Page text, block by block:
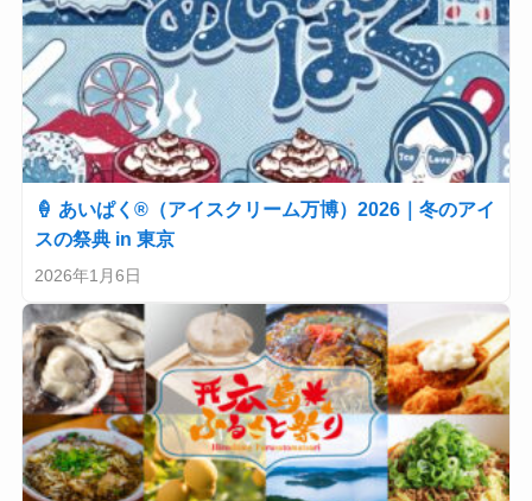
🍦 あいぱく®（アイスクリーム万博）2026｜冬のアイ
スの祭典 in 東京
2026年1月6日